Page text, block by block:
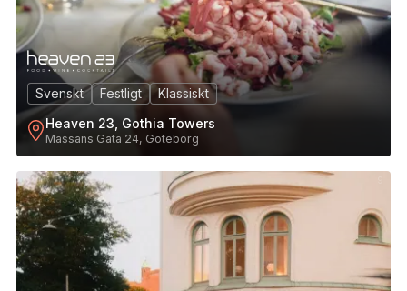
Svenskt Festligt
Klassiskt
Heaven 23, Gothia Towers
Mässans Gata 24, Göteborg